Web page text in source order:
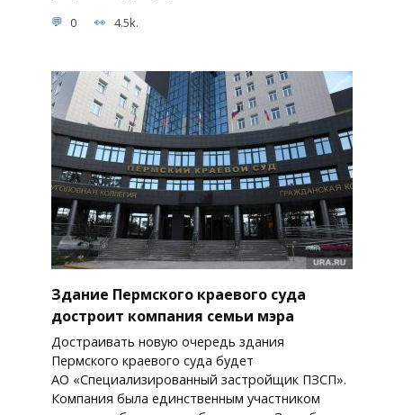
0 4.5k.
Здание Пермского краевого суда
достроит компания семьи мэра
Достраивать новую очередь здания
Пермского краевого суда будет
АО «Специализированный застройщик ПЗСП».
Компания была единственным участником